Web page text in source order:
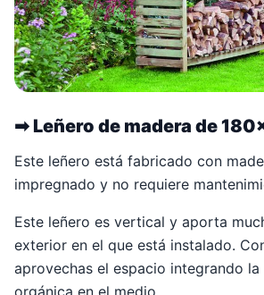
➡ Leñero de madera de
Este leñero está fabricado con
impregnado y no requiere
Este leñero es vertical y aporta
exterior en el que está instalado.
aprovechas el espacio integrando